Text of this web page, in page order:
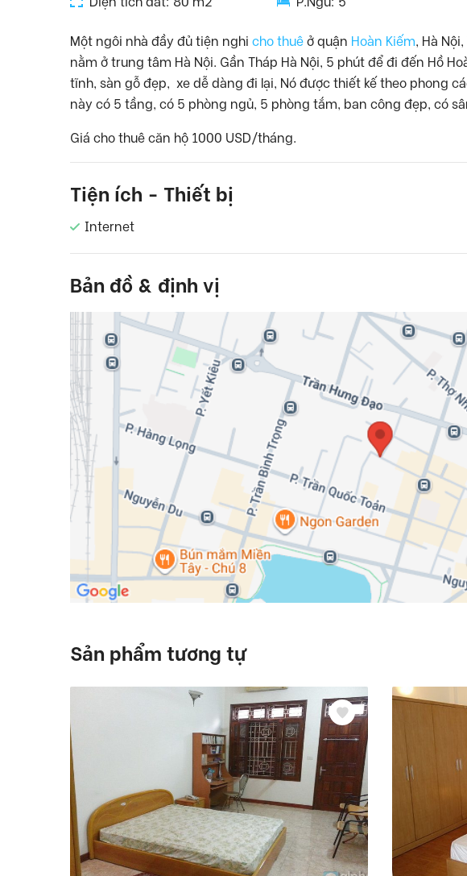
Một ngôi nhà đầy đủ tiện nghi cho thuê ở quận Hoàn Kiếm, Hà
nằm ở trung tâm Hà Nội. Gần Tháp Hà Nội, 5 phút để đi đến Hồ
tĩnh, sàn gỗ đẹp, xe dễ dàng đi lại, Nó được thiết kế theo phong
này có 5 tầng, có 5 phòng ngủ, 5 phòng tắm, ban công đẹp, có
Giá cho thuê căn hộ 1000 USD/tháng.
Tiện ích - Thiết bị
Internet
Bản đồ & định vị
Sản phẩm tương tự